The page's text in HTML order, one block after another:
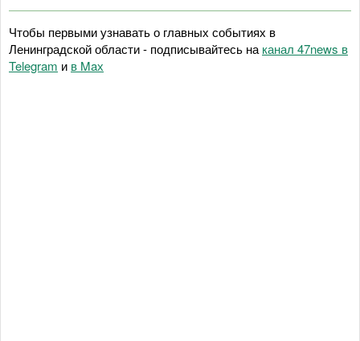
Чтобы первыми узнавать о главных событиях в
Ленинградской области - подписывайтесь на канал 47news в
Telegram и в Maх